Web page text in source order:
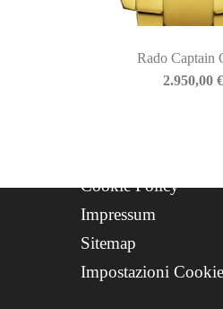
Rado Captain
2.950,00€
Contatti
WhatsApp Support
Cookie Policy
Impressum
Sitemap
Impostazioni Cookie